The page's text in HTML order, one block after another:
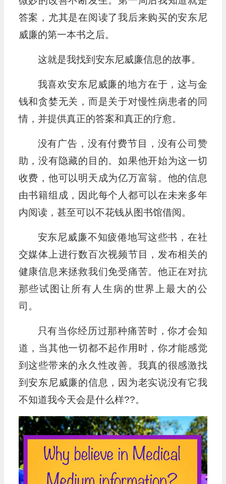
答案，尤其是在阅读了我后来购买的安东尼
威廉的第一本书之后。
这就是我找到安东尼威廉信息的故事。
我喜欢安东尼威廉的地方在于，这与金
钱和贪婪无关，而是关于对慢性病患者的同
情，并提供真正的答案和真正的疗愈。
没有广告，没有付费节目，没有公司赞
助，没有隐藏的目的。如果他开始为这一切
收费，他可以明天成为亿万富翁。他的信息
由书籍组成，因此每个人都可以在未来多年
内阅读，甚至可以不花钱从图书馆借阅。
安东尼威廉不知疲倦地写这些书，在社
交媒体上进行数百次视频节目，发布相关的
健康信息来拯救我们免受痛苦。他正在对抗
那些试图让所有人生病的世界上最大的公
司。
只有当你经历过那种痛苦时，你才会知
道，当其他一切都不起作用时，你才能感觉
到这些带来的永久性改善。我真的很感激找
到安东尼威廉的信息，因为老实说没有它我
不知道我今天会是什么样??。